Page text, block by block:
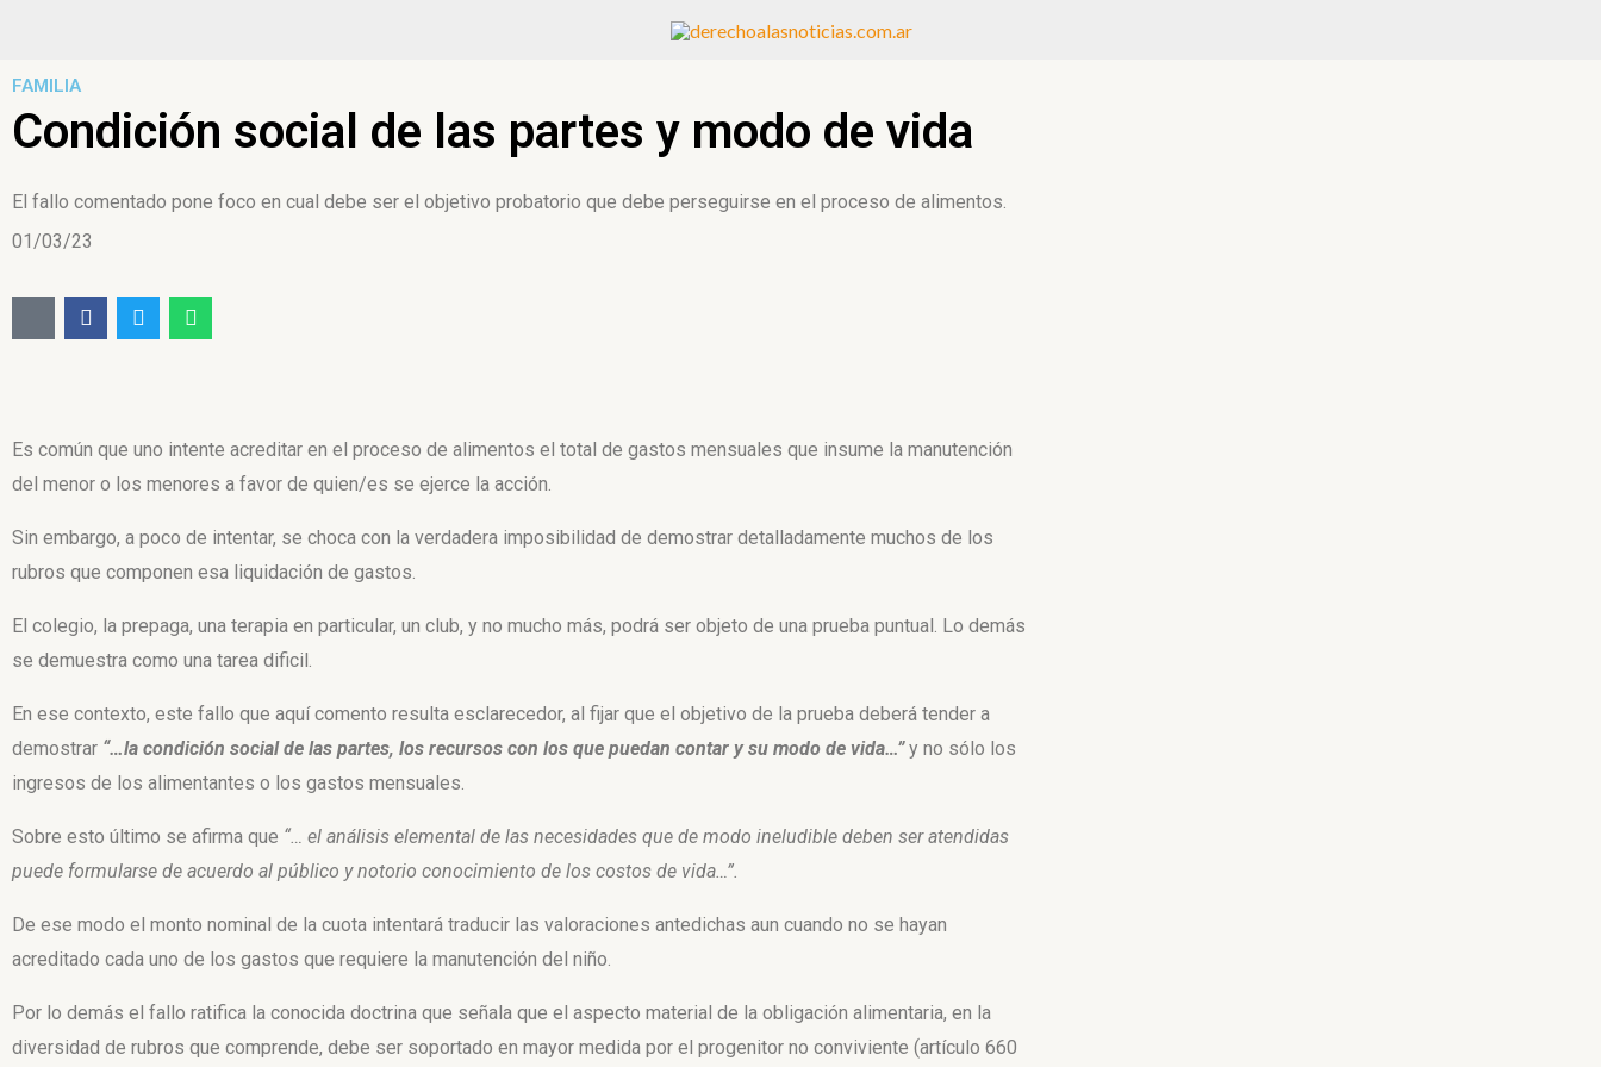
FAMILIA
Condición social de las partes y modo de vida
El fallo comentado pone foco en cual debe ser el objetivo probatorio que debe perseguirse en el proceso de alimentos.
01/03/23
Es común que uno intente acreditar en el proceso de alimentos el total de gastos mensuales que insume la manutención
del menor o los menores a favor de quien/es se ejerce la acción.
Sin embargo, a poco de intentar, se choca con la verdadera imposibilidad de demostrar detalladamente muchos de los
rubros que componen esa liquidación de gastos.
El colegio, la prepaga, una terapia en particular, un club, y no mucho más, podrá ser objeto de una prueba puntual. Lo demás
se demuestra como una tarea dificil.
En ese contexto, este fallo que aquí comento resulta esclarecedor, al fijar que el objetivo de la prueba deberá tender a
demostrar “…la condición social de las partes, los recursos con los que puedan contar y su modo de vida…”y no sólo los
ingresos de los alimentantes o los gastos mensuales.
Sobre esto último se afirma que “… el análisis elemental de las necesidades que de modo ineludible deben ser atendidas
puede formularse de acuerdo al público y notorio conocimiento de los costos de vida…”.
De ese modo el monto nominal de la cuota intentará traducir las valoraciones antedichas aun cuando no se hayan
acreditado cada uno de los gastos que requiere la manutención del niño.
Por lo demás el fallo ratifica la conocida doctrina que señala que el aspecto material de la obligación alimentaria, en la
diversidad de rubros que comprende, debe ser soportado en mayor medida por el progenitor no conviviente (artículo 660